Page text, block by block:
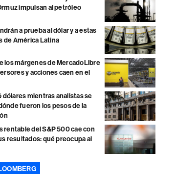
impulsan al petróleo
a prueba al dólar y a estas
de América Latina
los márgenes de MercadoLibre
y acciones caen en el
dólares mientras analistas se
fueron los pesos de la
rentable del S&P 500 cae con
resultados: qué preocupa al